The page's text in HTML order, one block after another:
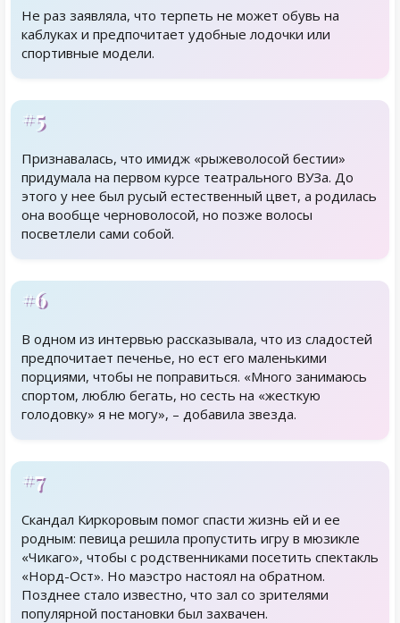
Не раз заявляла, что терпеть не может обувь на
каблуках и предпочитает удобные лодочки или
спортивные модели.
#5
Признавалась, что имидж «рыжеволосой бестии»
придумала на первом курсе театрального ВУЗа. До
этого у нее был русый естественный цвет, а родилась
она вообще черноволосой, но позже волосы
посветлели сами собой.
#6
В одном из интервью рассказывала, что из сладостей
предпочитает печенье, но ест его маленькими
порциями, чтобы не поправиться. «Много занимаюсь
спортом, люблю бегать, но сесть на «жесткую
голодовку» я не могу», – добавила звезда.
#7
Скандал Киркоровым помог спасти жизнь ей и ее
родным: певица решила пропустить игру в мюзикле
«Чикаго», чтобы с родственниками посетить спектакль
«Норд-Ост». Но маэстро настоял на обратном.
Позднее стало известно, что зал со зрителями
популярной постановки был захвачен.